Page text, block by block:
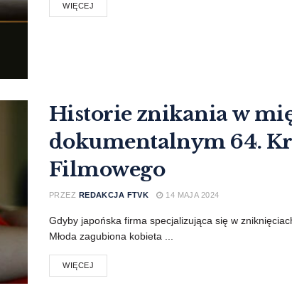
WIĘCEJ
Historie znikania w
dokumentalnym 64.
Filmowego
PRZEZ REDAKCJA FTVK 14 MAJA 2024
Gdyby japońska firma specjalizująca się w
Młoda zagubiona kobieta ...
WIĘCEJ